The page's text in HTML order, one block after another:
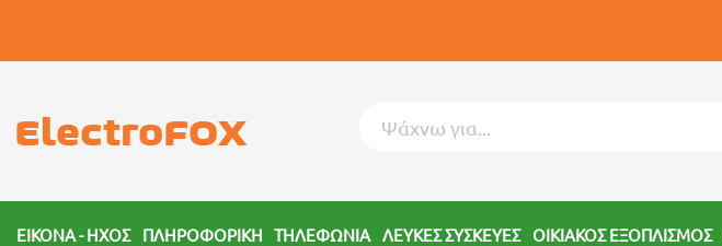
ΕΙΚΟΝΑ - ΗΧΟΣ ΠΛΗΡΟΦΟΡΙΚΗ ΤΗΛΕΦΩΝΙΑ ΛΕΥΚΕΣ ΣΥΣΚΕΥΕΣ ΟΙΚΙΑΚΟΣ ΕΞΟΠΛΙΣΜΟΣ